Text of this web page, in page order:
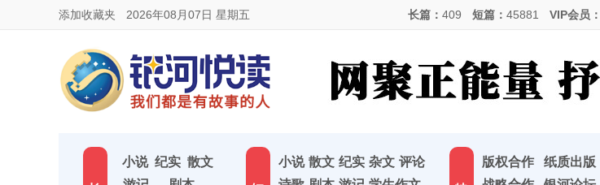
添加收藏夹 2026年08月07日 星期五 长篇： 409 短篇： 45881 VIP会员：
小说 纪实 散文
小说 散文 纪实 杂文 评论
版权合作
纸质出版